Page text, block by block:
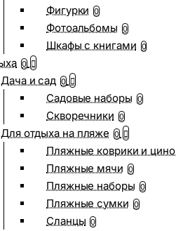
Фигурки 0
Фотоальбомы 0
Шкафы с книгами 0
0
Дача и сад 0
Садовые наборы 0
Скворечники 0
Для отдыха на пляже 0
Пляжные коврики и
Пляжные мячи 0
Пляжные наборы 0
Пляжные сумки 0
Сланцы 0